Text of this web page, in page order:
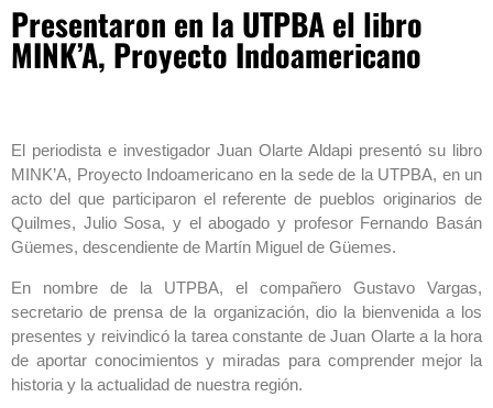
Presentaron en la UTPBA el libro
MINK’A, Proyecto Indoamericano
El periodista e investigador Juan Olarte Aldapi presentó su libro
MINK’A, Proyecto Indoamericano en la sede de la UTPBA, en un
acto del que participaron el referente de pueblos originarios de
Quilmes, Julio Sosa, y el abogado y profesor Fernando Basán
Güemes, descendiente de Martín Miguel de Güemes.
En nombre de la UTPBA, el compañero Gustavo Vargas,
secretario de prensa de la organización, dio la bienvenida a los
presentes y reivindicó la tarea constante de Juan Olarte a la hora
de aportar conocimientos y miradas para comprender mejor la
historia y la actualidad de nuestra región.